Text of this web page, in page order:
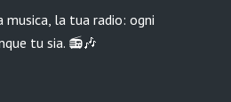
la tua radio: ogni
tu sia. 📻🎶